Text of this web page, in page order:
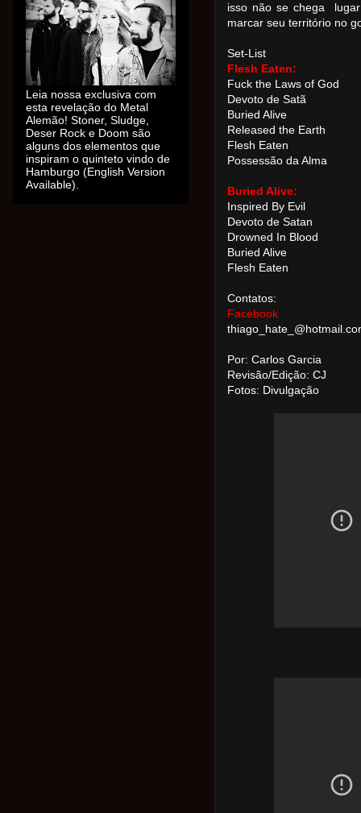
isso não se chega
marcar seu território no
Set-List
Flesh Eaten:
Fuck the Laws of God
Devoto de Satã
Buried Alive
Released the Earth
Flesh Eaten
Possessão da Alma
Buried Alive:
Inspired By Evil
Devoto de Satan
Drowned In Blood
Buried Alive
Flesh Eaten
Contatos:
Facebook
Por: Carlos Garcia
Revisão/Edição: CJ
Fotos: Divulgação
Leia nossa exclusiva com
esta revelação do Metal
Alemão! Stoner, Sludge,
Deser Rock e Doom são
alguns dos elementos que
inspiram o quinteto vindo de
Hamburgo (English Version
Available).